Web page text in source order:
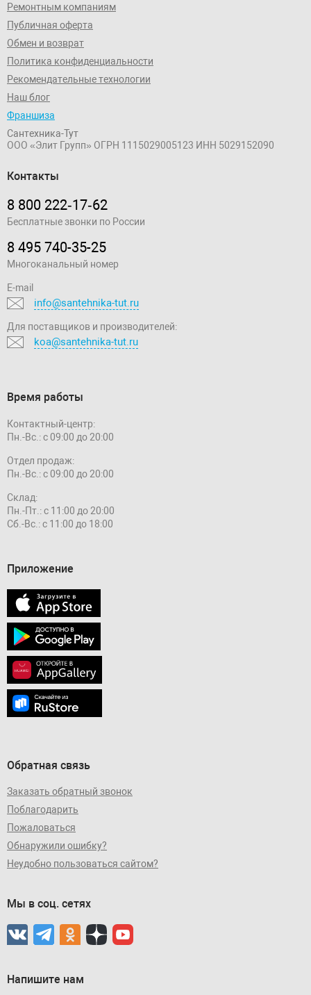
Ремонтным компаниям
Публичная оферта
Обмен и возврат
Политика конфиденциальности
Рекомендательные технологии
Наш блог
Франшиза
Сантехника-Тут
ООО «Элит Групп» ОГРН 1115029005123 ИНН 5029152090
Контакты
8 800 222‑17‑62
Бесплатные звонки по России
8 495 740-35-25
Многоканальный номер
E-mail
info@santehnika-tut.ru
Для поставщиков и производителей:
koa@santehnika-tut.ru
Время работы
Контактный-центр:
Пн.-Вс.: с 09:00 до 20:00
Отдел продаж:
Пн.-Вс.: с 09:00 до 20:00
Склад:
Пн.-Пт.: с 11:00 до 20:00
Сб.-Вс.: с 11:00 до 18:00
Приложение
Обратная связь
Заказать обратный звонок
Поблагодарить
Пожаловаться
Обнаружили ошибку?
Неудобно пользоваться сайтом?
Мы в соц. сетях
Напишите нам